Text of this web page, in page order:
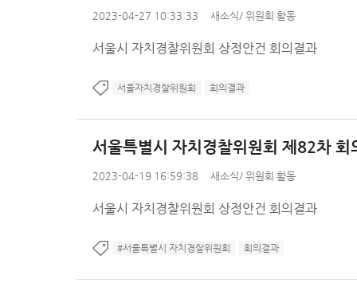
2023-04-27 10:33:33 새소식/ 위원회 활동
서울시 자치경찰위원회 상정안건 회의결과
서울자치경찰위원회 회의결과
서울특별시 자치경찰위원회 제82차 회
2023-04-19 16:59:38 새소식/ 위원회 활동
서울시 자치경찰위원회 상정안건 회의결과
#서울특별시 자치경찰위원회 회의결과